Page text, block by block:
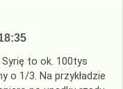
to ok. 100tys
o 1/3. Na przykładzie